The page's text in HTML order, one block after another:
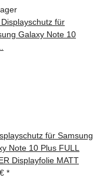
für Samsung
Note 10 Plus FULL
Displayfolie MATT
*